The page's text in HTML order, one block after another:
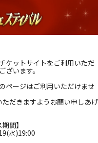
ケットサイトをご利用いただ
ざいます。
ページはご利用いただけませ
だきますようお願い申しあげ
間】
水)19:00